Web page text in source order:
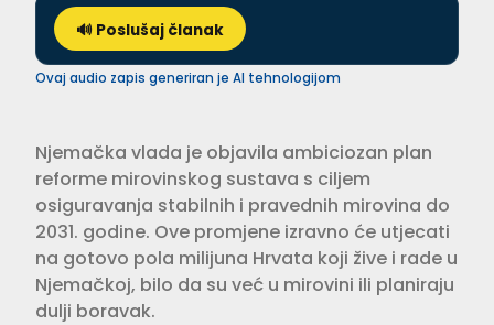
🔊 Poslušaj članak
Ovaj audio zapis generiran je AI tehnologijom
Njemačka vlada je objavila ambiciozan plan
reforme mirovinskog sustava s ciljem
osiguravanja stabilnih i pravednih mirovina do
2031. godine. Ove promjene izravno će utjecati
na gotovo pola milijuna Hrvata koji žive i rade u
Njemačkoj, bilo da su već u mirovini ili planiraju
dulji boravak.